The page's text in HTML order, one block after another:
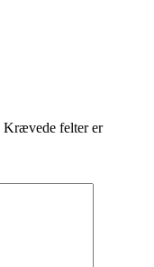
Krævede felter er